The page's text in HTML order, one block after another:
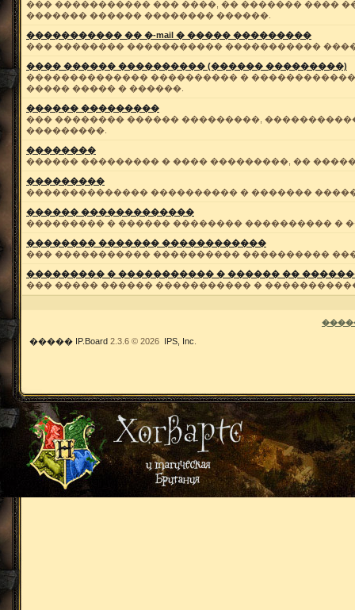
��� ����������� ��� ����, �� ������� ����
������� ������ �������� ������.
����������� �� �-mail � ����� ���������
��� �������� ����������� �����������
���� ������ ���������� (������ ���������)
�������������� ���������� �
����� ����� � ������.
������ ���������
��� �������� ������ ���������,
���������.
��������
������ ��������� � ���� ���������, ��
���������
�������������� ���������� � �������
������ �������������
��������� � ������ �������� ���������� �
�������� ������� ������������
��� ����������� ���������� ����������
��������� � ����������� � ������ ��
��� ����� ������ ����������� �
����� IP.Board 2.3.6 © 2026 IPS, Inc